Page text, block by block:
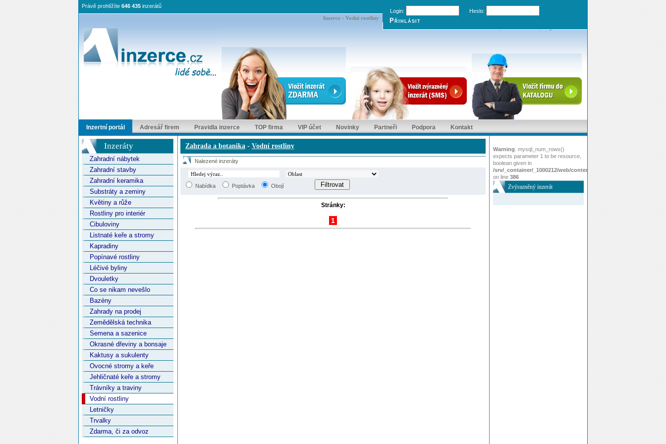
Inzerce - Vodní rostliny
Právě prohlížíte 646 435 inzerátů
Login:
Heslo:
Inzertní portál Adresář firem Pravidla inzerce TOP firma VIP účet Novinky Partneři Podpora Kontakt
Inzeráty
Zahradní nábytek
Zahradní stavby
Zahradní keramika
Substráty a zeminy
Květiny a růže
Rostliny pro interiér
Cibuloviny
Listnaté keře a stromy
Kapradiny
Popínavé rostliny
Léčivé byliny
Dvouletky
Co se nikam nevešlo
Bazény
Zahrady na prodej
Zemědělská technika
Semena a sazenice
Okrasné dřeviny a bonsaje
Kaktusy a sukulenty
Ovocné stromy a keře
Jehličnaté keře a stromy
Trávníky a traviny
Vodní rostliny
Letničky
Trvalky
Zdarma, či za odvoz
Zahrada a botanika - Vodní rostliny
Nalezené inzeráty
Nabídka Poptávka Obojí
Stránky:
1
Warning: mysql_num_rows()
expects parameter 1 to be resource,
boolean given in
/srv/_container/_1000212/web/content/www/index.php
on line 386
Zvýrazněný inzerát